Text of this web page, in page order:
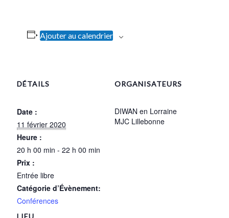
Ajouter au calendrier
DÉTAILS
Date :
11 février 2020
Heure :
20 h 00 min - 22 h 00 min
Prix :
Entrée libre
Catégorie d’Évènement:
Conférences
ORGANISATEURS
DIWAN en Lorraine
MJC Lillebonne